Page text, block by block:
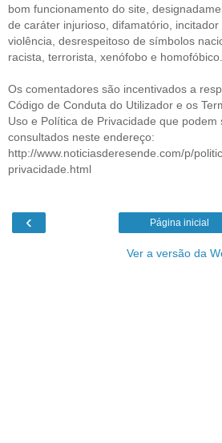
bom funcionamento do site,
de caráter injurioso, difamatório, incitador
violência, desrespeitoso de símbolos
racista, terrorista, xenófobo e homofóbico.
Os comentadores são incentivados a
Código de Conduta do Utilizador e os
Uso e Política de Privacidade que podem
consultados neste endereço:
http://www.noticiasderesende.com/p/
privacidade.html
‹ Página inicial
Ver a versão da